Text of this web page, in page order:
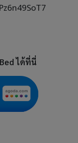
ได้ที่นี่